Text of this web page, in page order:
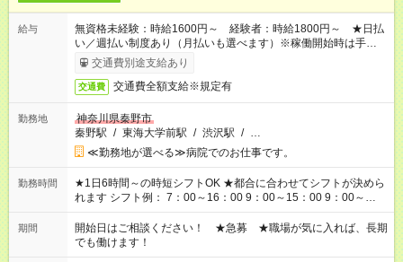
給与
無資格未経験：時給1600円～ 経験者：時給1800円～ ★日払
い／週払い制度あり（月払いも選べます）※稼働開始時は手続き
完了次第のお支払いとなります。
交通費別途支給あり
交通費 交通費全額支給※規定有
勤務地
神奈川県秦野市
秦野駅 / 東海大学前駅 / 渋沢駅 / …
≪勤務地が選べる≫病院でのお仕事です。
勤務時間
★1日6時間～の時短シフトOK ★都合に合わせてシフトが決めら
れます シフト例： 7：00～16：00 9：00～15：00 9：00～
18：00 11：00～20：00 など ※Wワークの場合、他のお仕事と
合わせ週40時間超の就業はご案内できません ※法令に基づき、
週20時間以上勤務は社会保険への加入対象となります ※労働者
派遣法（日雇い派遣の原則禁止）により、短時間・短期間の就
期間
開始日はご相談ください！ ★急募 ★職場が気に入れば、長期
でも働けます！